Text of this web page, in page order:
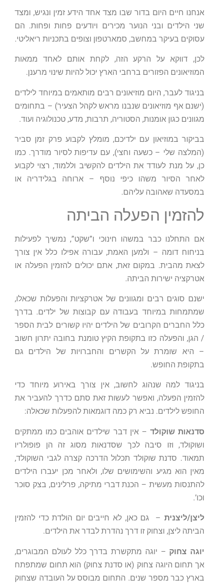
אנחנו חיים היום בדור שבו מצד אחד הידע זמין ונגיש, ומצד
שני הילדים ובני הנוער מכירים ויודעים פחות ופחות. הם
עסוקים בעיקר במחשב, סמארטפון וצופים בתכניות ריאליטי.
לכן, דווקא על הרקע הזה, לקחת אותם לאחד ממאות
המוזיאונים הפזורים ברחבי הארץ יכול להיות שינוי מרענן.
בניגוד לעבר, היום מוזיאונים רבים מותאמים במיוחד לילדים
(ישנם אף מוזיאונים שנבנו מראש לקהל הצעיר) – בתחומים
מגוונים כגון אומנות, הסטוריה, תרבות, מדע, טכנולוגיה ועוד.
בביקור במוזיאון עם ילדיכם, מומלץ לקבוע פרק זמן סביר
(המלצה שלי – כשעה וחצי), עם עדיפות לסיור מודרך. כמו
כן, על מנת לעודד את הילדים להקשיב וללמוד, רצוי לקבוע
לאחר הסיור משהו כיפי נוסף – ארוחה בגלידריה או
במסעדה שאהובה עליהם.
להזמין הפעלה הביתה
אם התחלנו כבר במשהו חינוכי ו”שקט”, נמשיך לפעילות
בניחוח דומה – ולמען האמת, עבורה אפילו כלל אין צורך
לצאת מהבית. במקום זאת, אתם יכולים להזמין הפעלה או
אטרקציה ישירות הביתה.
ישנם סוגים רבים ומגוונים של אטרקציות והפעלות שכאלו,
שמתמחות במיוחד בעבודה עם קבוצות של ילדים. בדרך
כלל החברים הקרובים של הילדים יהיו קשורים לבית הספר
/ הגן, והפעלה כזו בתקופת הקיץ טומנת בחובה יתרון חשוב
– היא שומרת על הקשרים והחברויות של הילדים גם
בתקופת החופש.
בניגוד למה שנהוג לחשוב, אין צורך באירוע מיוחד כדי
להזמין הפעלה, ואפשר לעשות זאת סתם כדרך להעביר את
החופש לילדים. נביא רק כמה דוגמאות להפעלות שכאלה:
סדנאות שוקולד – אין דבר שילדים אוהבים כמו ממתקים
ושוקולד, וזו סיבה לכך שסדנאות מסוג זה הן פופולריו
תמאוד. סדנת שוקולד תכלול הדרכה קצרה לגבי השוקולד,
מאין הוא מגיע והשימושים שלו, ולאחר מכן יעברו הילדים
להתנסות מעשית – הכנת דברי מתיקה, פרלינים, בצק סוכר
וכו’.
ליצן/ליצנית – גם כאן, לא חייבים יום הולדת כדי להזמין
הביתה ליצן, וצחוק זו דרך נהדרת לבדר את הילדים.
יוגה צחוק – יוגה מתקשרת בדרך כלל לעולם המבוגרים,
אך תחום היוגה צחוק (או סדנת צחוק) הוא תחום שמתפתח
בארץ כבר מספר שנים. התחום מבוסס על העובדה שצחוק